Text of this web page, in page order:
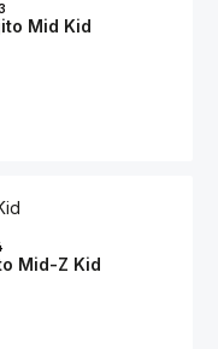
Mid Kid
Mid-Z Kid